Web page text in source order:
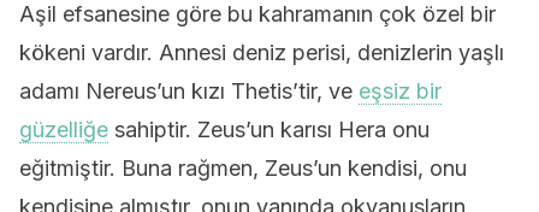
Aşil efsanesine göre bu kahramanın çok özel bir
kökeni vardır. Annesi deniz perisi, denizlerin yaşlı
adamı Nereus’un kızı Thetis’tir, ve eşsiz bir
güzelliğe sahiptir. Zeus’un karısı Hera onu
eğitmiştir. Buna rağmen, Zeus’un kendisi, onu
kendisine almıştır, onun yanında okyanusların